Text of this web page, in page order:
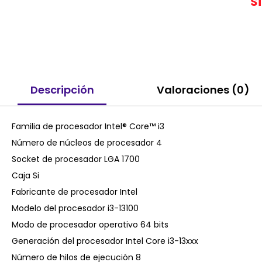
Descripción Valoraciones (0)
Familia de procesador Intel® Core™ i3
Número de núcleos de procesador 4
Socket de procesador LGA 1700
Caja Si
Fabricante de procesador Intel
Modelo del procesador i3-13100
Modo de procesador operativo 64 bits
Generación del procesador Intel Core i3-13xxx
Número de hilos de ejecución 8